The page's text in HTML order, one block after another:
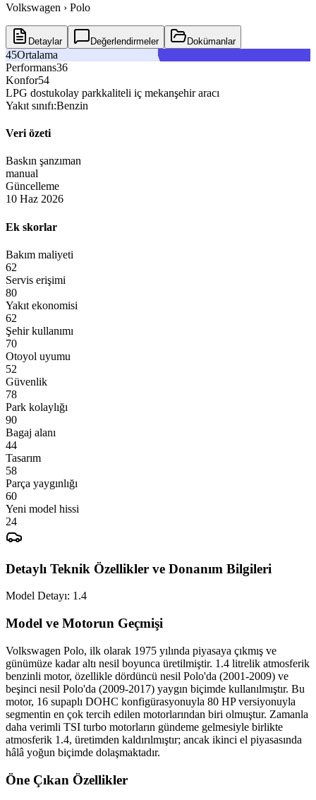
Volkswagen › Polo
Detaylar Değerlendirmeler Dokümanlar
Ortalama
Performans
Konfor
LPG dostukolay parkkaliteli iç mekanşehir aracı
Yakıt sınıfı:Benzin
Veri özeti
Baskın şanzıman
manual
Güncelleme
10 Haz 2026
Ek skorlar
Bakım maliyeti
Servis erişimi
Yakıt ekonomisi
Şehir kullanımı
Otoyol uyumu
Güvenlik
Park kolaylığı
Bagaj alanı
Tasarım
Parça yaygınlığı
Yeni model hissi
Detaylı Teknik Özellikler ve Donanım Bilgileri
Model Detayı: 1.4
Model ve Motorun Geçmişi
Volkswagen Polo, ilk olarak 1975 yılında piyasaya çıkmış ve
günümüze kadar altı nesil boyunca üretilmiştir. 1.4 litrelik atmosferik
benzinli motor, özellikle dördüncü nesil Polo'da (2001-2009) ve
beşinci nesil Polo'da (2009-2017) yaygın biçimde kullanılmıştır. Bu
motor, 16 supaplı DOHC konfigürasyonuyla 80 HP versiyonuyla
segmentin en çok tercih edilen motorlarından biri olmuştur. Zamanla
daha verimli TSI turbo motorların gündeme gelmesiyle birlikte
atmosferik 1.4, üretimden kaldırılmıştır; ancak ikinci el piyasasında
hâlâ yoğun biçimde dolaşmaktadır.
Öne Çıkan Özellikler